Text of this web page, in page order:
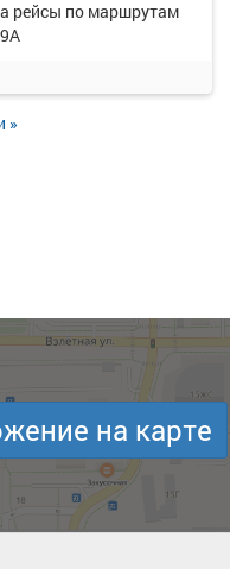
рейсы по маршрутам
»
на карте